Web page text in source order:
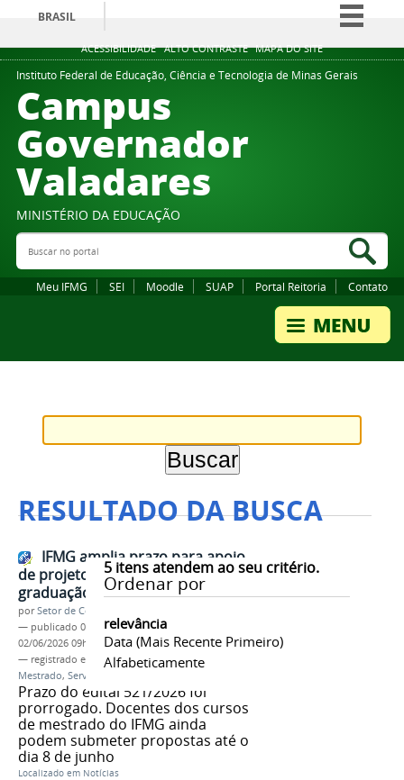
ACESSIBILIDADE ALTO CONTRASTE MAPA DO SITE
BRASIL
Simplifique!
Comunica BR
Instituto Federal de Educação, Ciência e Tecnologia de Minas Gerais
Campus
Governador
Valadares
MINISTÉRIO DA EDUCAÇÃO
Buscar no portal
Meu IFMG SEI Moodle SUAP Portal Reitoria Contato
RESULTADO DA BUSCA
5itens atendem ao seu critério.
Ordenar por
relevância
Data (mais Recente Primeiro)
Alfabeticamente
IFMG amplia prazo para apoio
de projetos de Extensão na pós-
graduação
porSetor de Comunicação
— publicado 02/06/2026—última modificação
02/06/2026 09h28
— registrado em:
Extensão,Pós-Graduação
Mestrado, Servidores
Prazo do edital 521/2026 foi
prorrogado. Docentes dos cursos
de mestrado do IFMG ainda
podem submeter propostas até o
dia 8 de junho
Localizado em Notícias